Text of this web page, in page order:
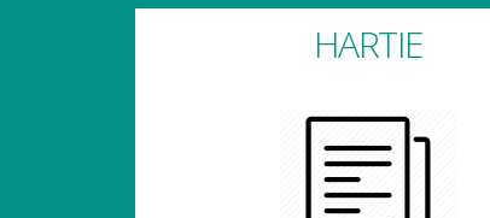
HARTIE